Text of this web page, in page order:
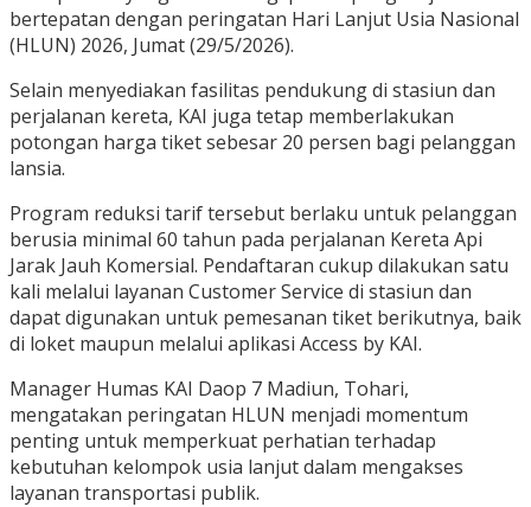
bertepatan dengan peringatan Hari Lanjut Usia Nasional
(HLUN) 2026, Jumat (29/5/2026).
Selain menyediakan fasilitas pendukung di stasiun dan
perjalanan kereta, KAI juga tetap memberlakukan
potongan harga tiket sebesar 20 persen bagi pelanggan
lansia.
Program reduksi tarif tersebut berlaku untuk pelanggan
berusia minimal 60 tahun pada perjalanan Kereta Api
Jarak Jauh Komersial. Pendaftaran cukup dilakukan satu
kali melalui layanan Customer Service di stasiun dan
dapat digunakan untuk pemesanan tiket berikutnya, baik
di loket maupun melalui aplikasi Access by KAI.
Manager Humas KAI Daop 7 Madiun, Tohari,
mengatakan peringatan HLUN menjadi momentum
penting untuk memperkuat perhatian terhadap
kebutuhan kelompok usia lanjut dalam mengakses
layanan transportasi publik.